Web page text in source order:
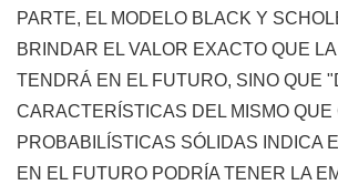
PARTE, EL MODELO BLACK Y
BRINDAR EL VALOR EXACTO QUE
TENDRÁ EN EL FUTURO, SINO QUE
CARACTERÍSTICAS DEL MISMO QUE
PROBABILÍSTICAS SÓLIDAS INDICA
EN EL FUTURO PODRÍA TENER LA